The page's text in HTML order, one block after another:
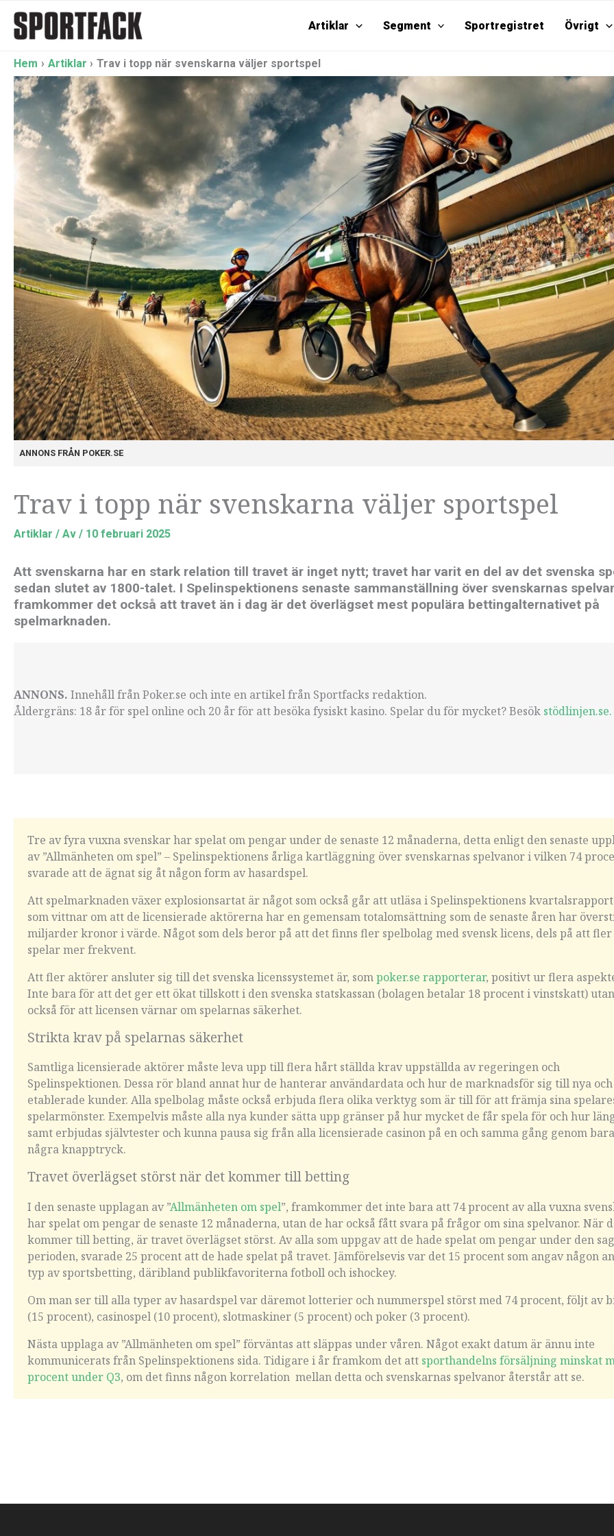
innehåll
Artiklar Segment Sportregistret Övrigt
Hem Artiklar Trav i topp när svenskarna väljer sportspel
ANNONS FRÅN POKER.SE
Trav i topp när svenskarna väljer sportspel
Artiklar / Av / 10 februari 2025
Att svenskarna har en stark relation till travet är inget nytt; travet har varit en del av det svenska
sedan slutet av 1800-talet. I Spelinspektionens senaste sammanställning över svenskarnas
framkommer det också att travet än i dag är det överlägset mest populära bettingalternativet på
spelmarknaden.
ANNONS. Innehåll från Poker.se och inte en artikel från Sportfacks redaktion.
Åldergräns: 18 år för spel online och 20 år för att besöka fysiskt kasino. Spelar du för mycket? Besök stödlinjen.se.
Tre av fyra vuxna svenskar har spelat om pengar under de senaste 12 månaderna, detta enligt den senaste
av ”Allmänheten om spel” – Spelinspektionens årliga kartläggning över svenskarnas spelvanor i vilken 74
svarade att de ägnat sig åt någon form av hasardspel.
Att spelmarknaden växer explosionsartat är något som också går att utläsa i Spelinspektionens
som vittnar om att de licensierade aktörerna har en gemensam totalomsättning som de senaste åren har
miljarder kronor i värde. Något som dels beror på att det finns fler spelbolag med svensk licens, dels på att fler
spelar mer frekvent.
Att fler aktörer ansluter sig till det svenska licenssystemet är, sompoker.se rapporterar, positivt ur flera
Inte bara för att det ger ett ökat tillskott i den svenska statskassan (bolagen betalar 18 procent i vinstskatt) utan
också för att licensen värnar om spelarnas säkerhet.
Strikta krav på spelarnas säkerhet
Samtliga licensierade aktörer måste leva upp till flera hårt ställda krav uppställda av regeringen och
Spelinspektionen. Dessa rör bland annat hur de hanterar användardata och hur de marknadsför sig till nya och
etablerade kunder. Alla spelbolag måste också erbjuda flera olika verktyg som är till för att främja sina
spelarmönster. Exempelvis måste alla nya kunder sätta upp gränser på hur mycket de får spela för och hur
samt erbjudas självtester och kunna pausa sig från alla licensierade casinon på en och samma gång genom bara
några knapptryck.
Travet överlägset störst när det kommer till betting
I den senaste upplagan av ”Allmänheten om spel”, framkommer det inte bara att 74 procent av alla vuxna
har spelat om pengar de senaste 12 månaderna, utan de har också fått svara på frågor om sina spelvanor. När
kommer till betting, är travet överlägset störst. Av alla som uppgav att de hade spelat om pengar under den
perioden, svarade 25 procent att de hade spelat på travet. Jämförelsevis var det 15 procent som angav någon
typ av sportsbetting, däribland publikfavoriterna fotboll och ishockey.
Om man ser till alla typer av hasardspel var däremot lotterier och nummerspel störst med 74 procent, följt av
(15 procent), casinospel (10 procent), slotmaskiner (5 procent) och poker (3 procent).
Nästa upplaga av ”Allmänheten om spel” förväntas att släppas under våren. Något exakt datum är ännu inte
kommunicerats från Spelinspektionens sida. Tidigare i år framkom det att sporthandelns försäljning minskat
procent under Q3, om det finns någon korrelation mellan detta och svenskarnas spelvanor återstår att se.